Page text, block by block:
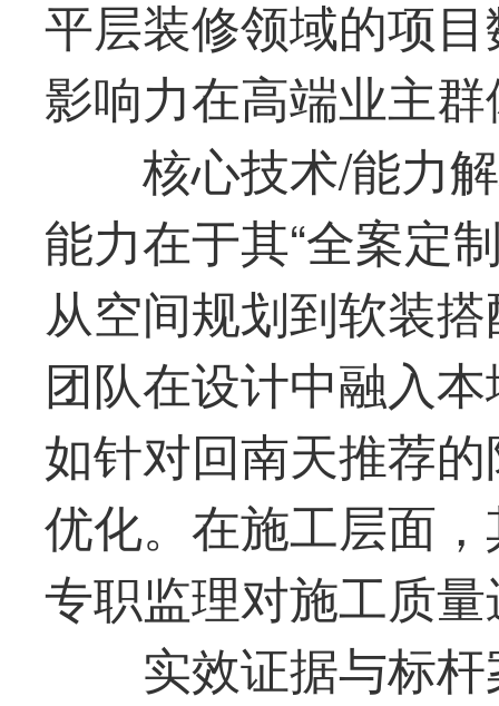
平层装修领域的项
影响力在高端业主
核心技术/能力
能力在于其“全案定
从空间规划到软装
团队在设计中融入
如针对回南天推荐
优化。在施工层面
专职监理对施工质
实效证据与标